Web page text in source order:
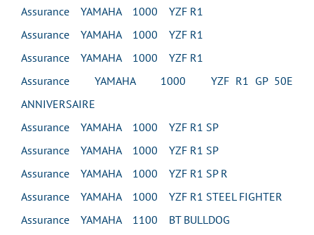
Assurance YAMAHA 1000 YZF R1
Assurance YAMAHA 1000 YZF R1
Assurance YAMAHA 1000 YZF R1
Assurance YAMAHA 1000 YZF R1 GP 50E
ANNIVERSAIRE
Assurance YAMAHA 1000 YZF R1 SP
Assurance YAMAHA 1000 YZF R1 SP
Assurance YAMAHA 1000 YZF R1 SP R
Assurance YAMAHA 1000 YZF R1 STEEL FIGHTER
Assurance YAMAHA 1100 BT BULLDOG